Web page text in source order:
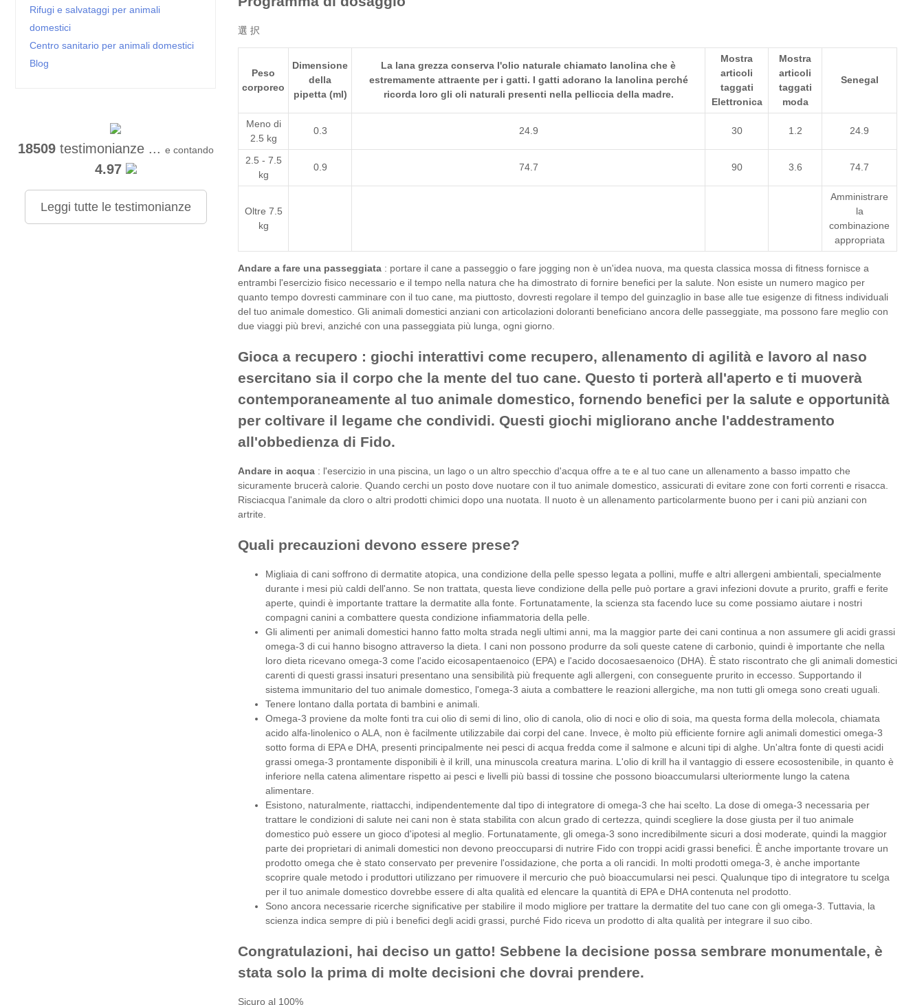
Rifugi e salvataggi per animali
domestici
Centro sanitario per animali domestici
Blog
18509testimonianze ... e contando
4.97
Leggi tutte le testimonianze
選 択
Peso
corporeo
Dimensione
della
pipetta (ml)
La lana grezza conserva l'olio naturale chiamato lanolina che è
estremamente attraente per i gatti. I gatti adorano la lanolina perché
ricorda loro gli oli naturali presenti nella pelliccia della madre.
Mostra
articoli
taggati
Elettronica
Mostra
articoli
taggati
moda
Senegal
Meno di
2.5 kg
0.3 24.9 30 1.2 24.9
2.5 - 7.5
kg
0.9 74.7 90 3.6 74.7
Oltre 7.5
kg
Amministrare
la
combinazione
appropriata
Andare a fare una passeggiata : portare il cane a passeggio o fare jogging non è un'idea nuova, ma questa classica mossa di fitness fornisce a
entrambi l'esercizio fisico necessario e il tempo nella natura che ha dimostrato di fornire benefici per la salute. Non esiste un numero magico per
quanto tempo dovresti camminare con il tuo cane, ma piuttosto, dovresti regolare il tempo del guinzaglio in base alle tue esigenze di fitness individuali
del tuo animale domestico. Gli animali domestici anziani con articolazioni doloranti beneficiano ancora delle passeggiate, ma possono fare meglio con
due viaggi più brevi, anziché con una passeggiata più lunga, ogni giorno.
Gioca a recupero : giochi interattivi come recupero, allenamento di agilità e lavoro al naso
esercitano sia il corpo che la mente del tuo cane. Questo ti porterà all'aperto e ti muoverà
contemporaneamente al tuo animale domestico, fornendo benefici per la salute e opportunità
per coltivare il legame che condividi. Questi giochi migliorano anche l'addestramento
all'obbedienza di Fido.
Andare in acqua : l'esercizio in una piscina, un lago o un altro specchio d'acqua offre a te e al tuo cane un allenamento a basso impatto che
sicuramente brucerà calorie. Quando cerchi un posto dove nuotare con il tuo animale domestico, assicurati di evitare zone con forti correnti e risacca.
Risciacqua l'animale da cloro o altri prodotti chimici dopo una nuotata. Il nuoto è un allenamento particolarmente buono per i cani più anziani con
artrite.
Quali precauzioni devono essere prese?
Migliaia di cani soffrono di dermatite atopica, una condizione della pelle spesso legata a pollini, muffe e altri allergeni ambientali, specialmente
durante i mesi più caldi dell'anno. Se non trattata, questa lieve condizione della pelle può portare a gravi infezioni dovute a prurito, graffi e ferite
aperte, quindi è importante trattare la dermatite alla fonte. Fortunatamente, la scienza sta facendo luce su come possiamo aiutare i nostri
compagni canini a combattere questa condizione infiammatoria della pelle.
Gli alimenti per animali domestici hanno fatto molta strada negli ultimi anni, ma la maggior parte dei cani continua a non assumere gli acidi grassi
omega-3 di cui hanno bisogno attraverso la dieta. I cani non possono produrre da soli queste catene di carbonio, quindi è importante che nella
loro dieta ricevano omega-3 come l'acido eicosapentaenoico (EPA) e l'acido docosaesaenoico (DHA). È stato riscontrato che gli animali domestici
carenti di questi grassi insaturi presentano una sensibilità più frequente agli allergeni, con conseguente prurito in eccesso. Supportando il
sistema immunitario del tuo animale domestico, l'omega-3 aiuta a combattere le reazioni allergiche, ma non tutti gli omega sono creati uguali.
Tenere lontano dalla portata di bambini e animali.
Omega-3 proviene da molte fonti tra cui olio di semi di lino, olio di canola, olio di noci e olio di soia, ma questa forma della molecola, chiamata
acido alfa-linolenico o ALA, non è facilmente utilizzabile dai corpi del cane. Invece, è molto più efficiente fornire agli animali domestici omega-3
sotto forma di EPA e DHA, presenti principalmente nei pesci di acqua fredda come il salmone e alcuni tipi di alghe. Un'altra fonte di questi acidi
grassi omega-3 prontamente disponibili è il krill, una minuscola creatura marina. L'olio di krill ha il vantaggio di essere ecosostenibile, in quanto è
inferiore nella catena alimentare rispetto ai pesci e livelli più bassi di tossine che possono bioaccumularsi ulteriormente lungo la catena
alimentare.
Esistono, naturalmente, riattacchi, indipendentemente dal tipo di integratore di omega-3 che hai scelto. La dose di omega-3 necessaria per
trattare le condizioni di salute nei cani non è stata stabilita con alcun grado di certezza, quindi scegliere la dose giusta per il tuo animale
domestico può essere un gioco d'ipotesi al meglio. Fortunatamente, gli omega-3 sono incredibilmente sicuri a dosi moderate, quindi la maggior
parte dei proprietari di animali domestici non devono preoccuparsi di nutrire Fido con troppi acidi grassi benefici. È anche importante trovare un
prodotto omega che è stato conservato per prevenire l'ossidazione, che porta a oli rancidi. In molti prodotti omega-3, è anche importante
scoprire quale metodo i produttori utilizzano per rimuovere il mercurio che può bioaccumularsi nei pesci. Qualunque tipo di integratore tu scelga
per il tuo animale domestico dovrebbe essere di alta qualità ed elencare la quantità di EPA e DHA contenuta nel prodotto.
Sono ancora necessarie ricerche significative per stabilire il modo migliore per trattare la dermatite del tuo cane con gli omega-3. Tuttavia, la
scienza indica sempre di più i benefici degli acidi grassi, purché Fido riceva un prodotto di alta qualità per integrare il suo cibo.
Congratulazioni, hai deciso un gatto! Sebbene la decisione possa sembrare monumentale, è
stata solo la prima di molte decisioni che dovrai prendere.
Sicuro al 100%